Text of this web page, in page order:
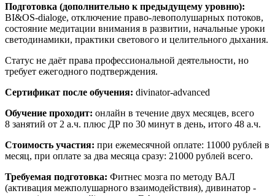
Подготовка (дополнительно к предыдущему уровню):
BI&OS-dialoge, отключение право-левополушарных потоков,
состояние медитации внимания в развитии, начальные уроки
светодинамики, практики светового и целительного дыхания.
Статус не даёт права профессиональной деятельности, но
требует ежегодного подтверждения.
Сертификат после обучения: divinator-advanced
Обучение проходит: онлайн в течение двух месяцев, всего
8 занятий от 2 а.ч. плюс ДР по 30 минут в день, итого 48 а.ч.
Стоимость участия: при ежемесячной оплате: 11000 рублей в
месяц, при оплате за два месяца сразу: 21000 рублей всего.
Требуемая подготовка: Фитнес мозга по методу ВАЛ
(активация межполушарного взаимодействия), дивинатор -